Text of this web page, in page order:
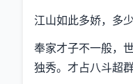
江山如此多娇，多
奉家才子不一般，
独秀。才占八斗超群